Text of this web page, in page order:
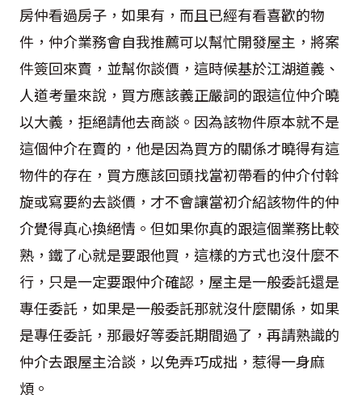
房仲看過房子，如果有，而且已經有看喜歡的物
件，仲介業務會自我推薦可以幫忙開發屋主，將案
件簽回來賣，並幫你談價，這時候基於江湖道義、
人道考量來說，買方應該義正嚴詞的跟這位仲介曉
以大義，拒絕請他去商談。因為該物件原本就不是
這個仲介在賣的，他是因為買方的關係才曉得有這
物件的存在，買方應該回頭找當初帶看的仲介付斡
旋或寫要約去談價，才不會讓當初介紹該物件的仲
介覺得真心換絕情。但如果你真的跟這個業務比較
熟，鐵了心就是要跟他買，這樣的方式也沒什麼不
行，只是一定要跟仲介確認，屋主是一般委託還是
專任委託，如果是一般委託那就沒什麼關係，如果
是專任委託，那最好等委託期間過了，再請熟識的
仲介去跟屋主洽談，以免弄巧成拙，惹得一身麻
煩。